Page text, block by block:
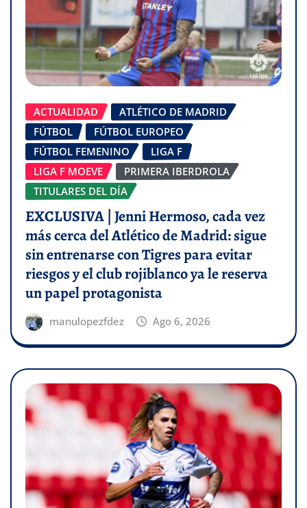
ACTUALIDAD
ATLÉTICO DE MADRID
FÚTBOL
FÚTBOL EUROPEO
FÚTBOL FEMENINO
LIGA F
LIGA F MOEVE
PRIMERA IBERDROLA
TITULARES DEL DÍA
EXCLUSIVA | Jenni Hermoso, cada vez
más cerca del Atlético de Madrid: sigue
sin entrenarse con Tigres para evitar
riesgos y el club rojiblanco ya le reserva
un papel protagonista
manulopezfdez Ago 6, 2026